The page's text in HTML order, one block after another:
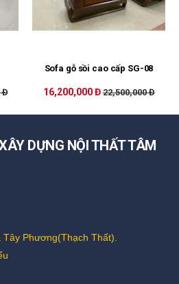
Đ
Sofa gỗ sồi cao cấp SG-08
16,200,000 Đ 22,500,000 Đ
DỰNG NỘI THẤT TÂM
Phương(Thạch Thất).